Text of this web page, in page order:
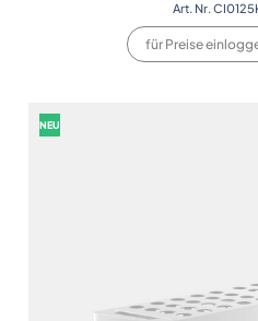
Art. Nr.
für Preise
NEU